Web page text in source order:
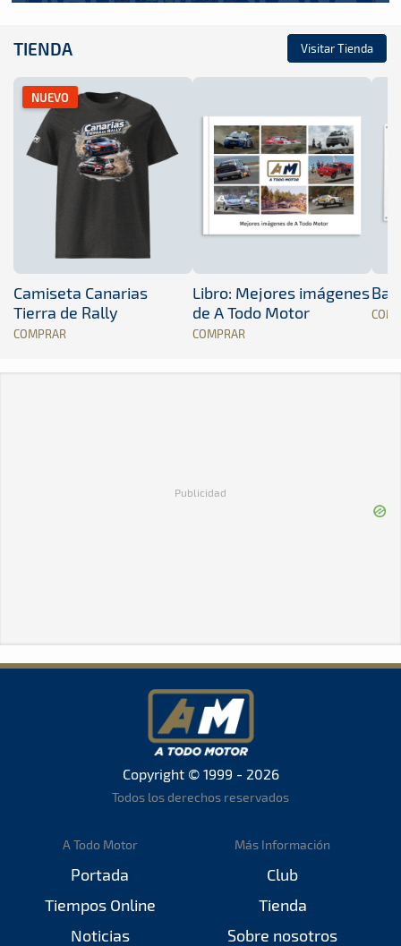
TIENDA Visitar Tienda
NUEVO
Camiseta Canarias
Tierra de Rally
COMPRAR
Libro: Mejores imágenes
de A Todo Motor
COMPRAR
Publicidad
Copyright © 1999 - 2026
Todos los derechos reservados
A Todo Motor
Portada
Tiempos Online
Noticias
Más Información
Club
Tienda
Sobre nosotros